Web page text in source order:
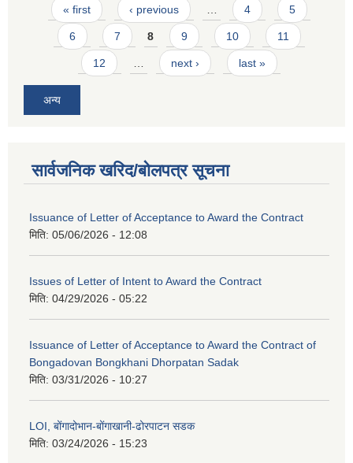
Pages
« first ‹ previous … 4 5
6 7 8 9 10 11
12 … next › last »
अन्य
सार्वजनिक खरिद/बोलपत्र सूचना
Issuance of Letter of Acceptance to Award the Contract
मिति: 05/06/2026 - 12:08
Issues of Letter of Intent to Award the Contract
मिति: 04/29/2026 - 05:22
Issuance of Letter of Acceptance to Award the Contract of
Bongadovan Bongkhani Dhorpatan Sadak
मिति: 03/31/2026 - 10:27
LOI, बोंगादोभान-बोंगाखानी-ढोरपाटन सडक
मिति: 03/24/2026 - 15:23